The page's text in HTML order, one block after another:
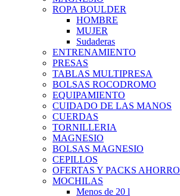
ROPA BOULDER
HOMBRE
MUJER
Sudaderas
ENTRENAMIENTO
PRESAS
TABLAS MULTIPRESA
BOLSAS ROCODROMO
EQUIPAMIENTO
CUIDADO DE LAS MANOS
CUERDAS
TORNILLERIA
MAGNESIO
BOLSAS MAGNESIO
CEPILLOS
OFERTAS Y PACKS AHORRO
MOCHILAS
Menos de 20 l